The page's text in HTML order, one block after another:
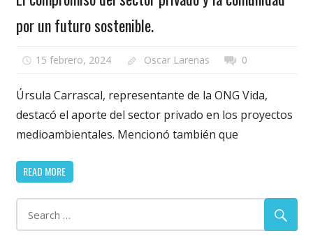
por un futuro sostenible.
15 febrero, 2024 Oscar Larenas 0
Úrsula Carrascal, representante de la ONG Vida,
destacó el aporte del sector privado en los proyectos
medioambientales. Mencionó también que
READ MORE